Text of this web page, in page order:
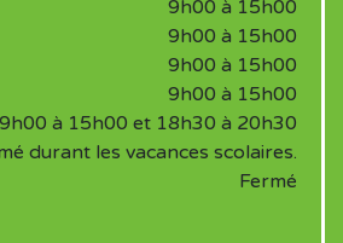
9h00 à 15h00
9h00 à 15h00
9h00 à 15h00
9h00 à 15h00
9h00 à 15h00 et 18h30 à 20h30
durant les vacances scolaires.
Fermé